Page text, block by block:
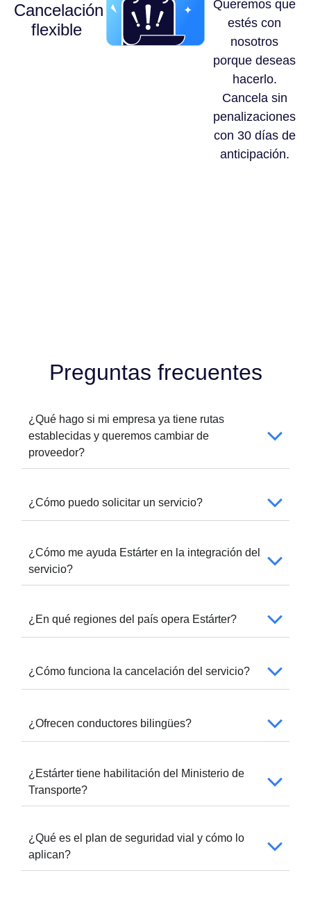
Cancelación
flexible
Queremos que
estés con
nosotros
porque deseas
hacerlo.
Cancela sin
penalizaciones
con 30 días de
anticipación.
Preguntas frecuentes
¿Qué hago si mi empresa ya tiene rutas
establecidas y queremos cambiar de
proveedor?
¿Cómo puedo solicitar un servicio?
¿Cómo me ayuda Estárter en la integración del
servicio?
¿En qué regiones del país opera Estárter?
¿Cómo funciona la cancelación del servicio?
¿Ofrecen conductores bilingües?
¿Estárter tiene habilitación del Ministerio de
Transporte?
¿Qué es el plan de seguridad vial y cómo lo
aplican?